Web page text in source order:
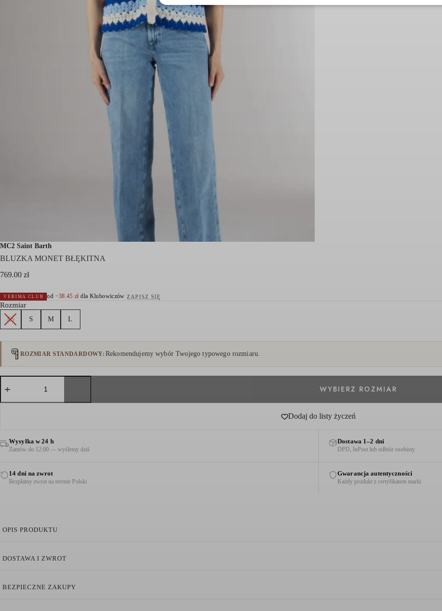
MC2 Saint Barth
BLUZKA MONET BŁĘKITNA
769.00 zł
VERIMA CLUB od −38.45zł dla Klubowiczów ZAPISZ SIĘ
Rozmiar
XS S M L
ROZMIAR STANDARDOWY Rekomendujemy wybór Twojego typowego rozmiaru.
ilość
BLUZKA
BŁĘKITNA
Dodaj do listy życzeń
Wysyłka w 24 h
Zamów do 12:00 — wyślemy dziś
Dostawa 1–2 dni
DPD, InPost lub odbiór osobisty
14 dni na zwrot
Bezpłatny zwrot na terenie Polski
Gwarancja autentyczności
Każdy produkt z certyfikatem marki
OPIS PRODUKTU
Prążkowany kołnierzyk polo
DOSTAWA I ZWROT
BEZPIECZNE ZAKUPY